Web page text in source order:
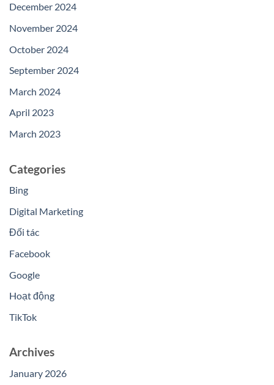
December 2024
November 2024
October 2024
September 2024
March 2024
April 2023
March 2023
Categories
Bing
Digital Marketing
Đối tác
Facebook
Google
Hoạt động
TikTok
Archives
January 2026